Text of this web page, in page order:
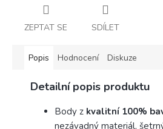
ZEPTAT SE SDÍLET
Popis Hodnocení Diskuze
Detailní popis produktu
Body z kvalitní 100%
nezávadný materiál,